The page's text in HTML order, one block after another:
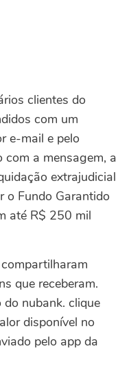
clientes do
com um
e-mail e pelo
com a mensagem, a
extrajudicial
o Fundo Garantido
até R$ 250 mil
que receberam.
do nubank. clique
disponível no
pelo app da